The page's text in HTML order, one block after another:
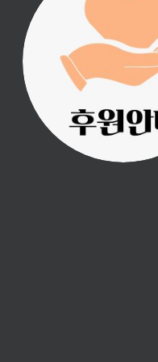
진리횃불 사역은
의 후원으로 이루
다.